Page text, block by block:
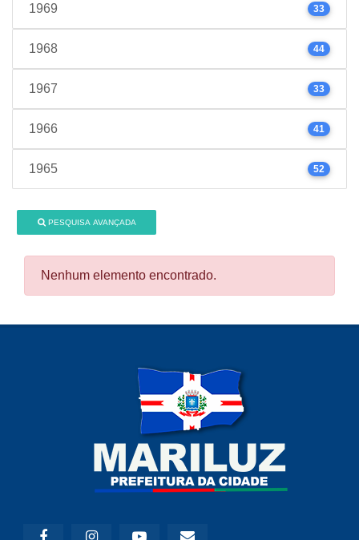
1969 33
1968 44
1967 33
1966 41
1965 52
PESQUISA AVANÇADA
Nenhum elemento encontrado.